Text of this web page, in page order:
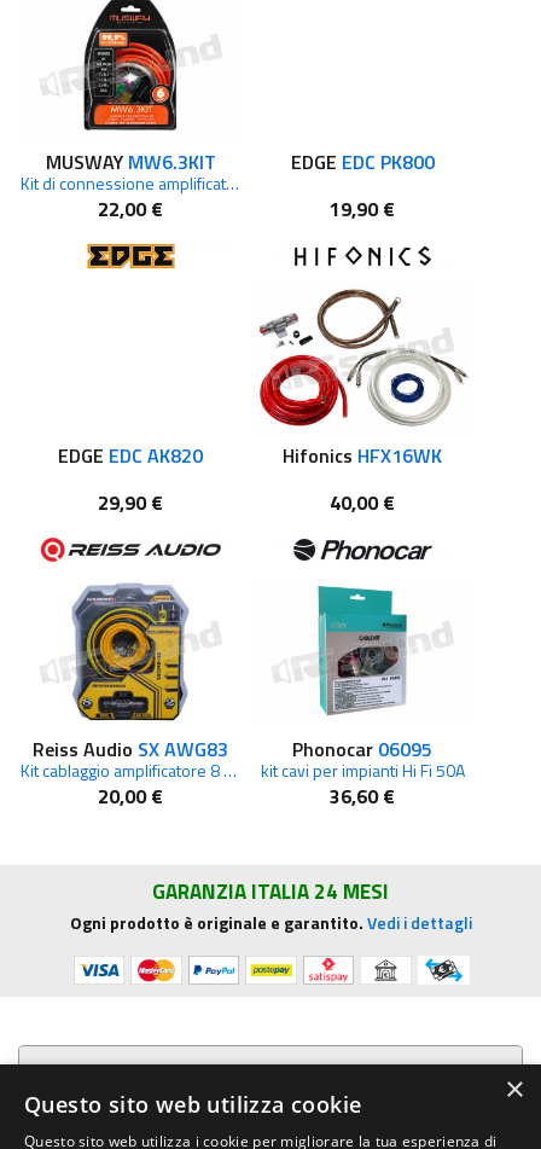
MUSWAY MW6.3KIT
Kit di connessione amplificatore da 6 mm2 realizzato in rame pieno 3 metri
22,00 €
EDGE EDC PK800
19,90 €
EDGE EDC AK820
29,90 €
Hifonics HFX16WK
40,00 €
Reiss Audio SX AWG83
Kit cablaggio amplificatore 8 AWG completo
20,00 €
Phonocar 06095
kit cavi per impianti Hi Fi 50A
36,60 €
GARANZIA ITALIA 24 MESI
Ogni prodotto è originale e garantito.Vedi i dettagli
Presentazione aziendale
Acquista su R.G. Sound
×
Questo sito web utilizza cookie
Questo sito web utilizza i cookie per migliorare la tua esperienza di